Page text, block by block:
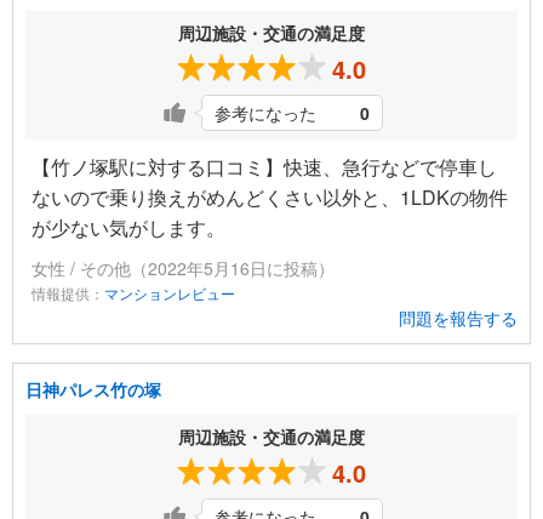
周辺施設・交通の満足度
4.0
参考になった 0
【竹ノ塚駅に対する口コミ】快速、急行などで停車し
ないので乗り換えがめんどくさい以外と、1LDKの物件
が少ない気がします。
女性 / その他（2022年5月16日に投稿）
情報提供： マンションレビュー
問題を報告する
日神パレス竹の塚
周辺施設・交通の満足度
4.0